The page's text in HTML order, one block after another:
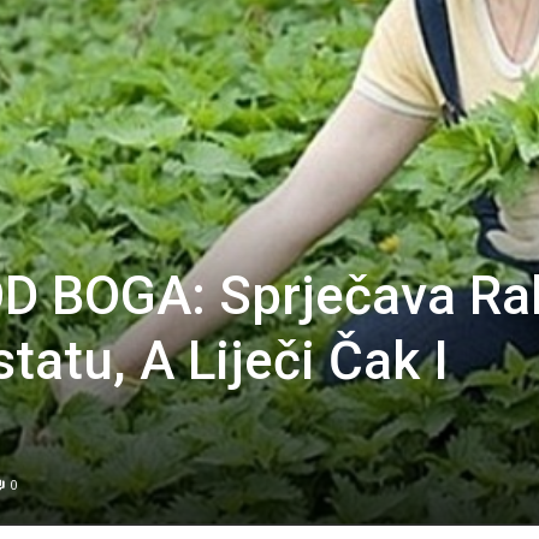
BOGA: Sprječava
A Liječi Čak I
0